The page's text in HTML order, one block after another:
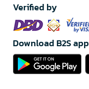
Verified by
Download B2S app